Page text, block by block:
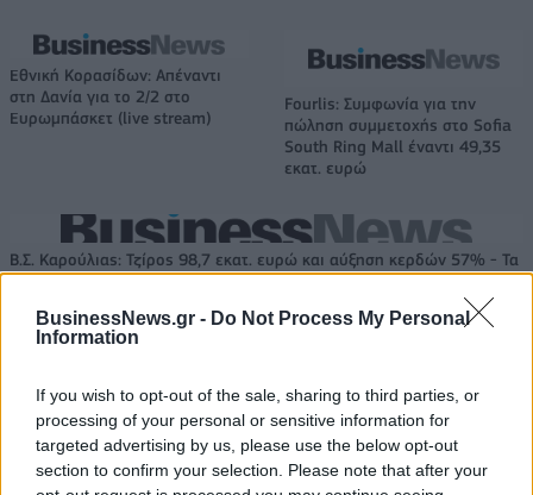
BusinessNews.gr - Do Not Process My Personal
Information
If you wish to opt-out of the sale, sharing to third parties, or
processing of your personal or sensitive information for
targeted advertising by us, please use the below opt-out
section to confirm your selection. Please note that after your
Εθνική Κορασίδων: Απέναντι
στη Δανία για το 2/2 στο
Ευρωμπάσκετ (live stream)
Fourlis: Συμφωνία για την
πώληση συμμετοχής στο Sofia
South Ring Mall έναντι 49,35
εκατ. ευρώ
Β.Σ. Καρούλιας: Τζίρος 98,7 εκατ. ευρώ και αύξηση κερδών 57% - Τα
νέα στοιχήματα σε low & non alcohol
Deloitte Ελλάδος:
Χρηματοοικονομικός
σύμβουλος της ΔΕΗ για την
είσοδο στην πολωνική αγορά
ενέργειας
του Γρηγόρη Δημητριάδη - Ο
Γιάννης Αλαφούζος επιστρέφει
στη θέση του CEO